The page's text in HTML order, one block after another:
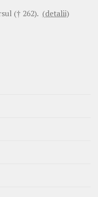
(† 262). (detalii)